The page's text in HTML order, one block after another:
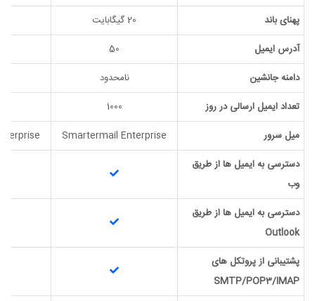
پهنای باند
20 گیگابایت
آدرس ایمیل
50
دامنه جانشین
نامحدود
تعداد ایمیل ارسالی در روز
1000
میل سرور
Smartermail Enterprise
دسترسی به ایمیل ها از طریق
وب
دسترسی به ایمیل ها از طریق
Outlook
پشتیبانی از پروتکل های
SMTP/POP3/IMAP